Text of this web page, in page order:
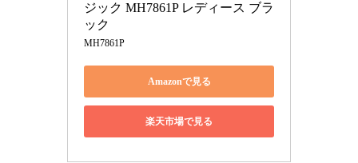
ジック MH7861P レディース ブラ
ック
MH7861P
Amazonで見る
楽天市場で見る